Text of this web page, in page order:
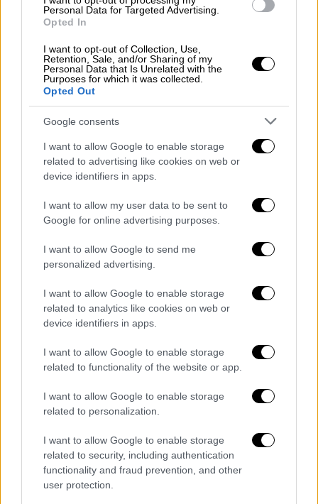
Personal Data for Targeted Advertising.
Opted In
I want to opt-out of Collection, Use,
Retention, Sale, and/or Sharing of my
Personal Data that Is Unrelated with the
Purposes for which it was collected.
Opted Out
Google consents
I want to allow Google to enable storage
related to advertising like cookies on web or
device identifiers in apps.
I want to allow my user data to be sent to
Google for online advertising purposes.
I want to allow Google to send me
personalized advertising.
I want to allow Google to enable storage
related to analytics like cookies on web or
device identifiers in apps.
I want to allow Google to enable storage
related to functionality of the website or app.
I want to allow Google to enable storage
related to personalization.
I want to allow Google to enable storage
related to security, including authentication
functionality and fraud prevention, and other
user protection.
ομολογία. Τη μοιραία νύχτα υπήρξε
συσσώρευση λαθών. 7 φορές παραβιάστηκε
ο Γενικός Κανονισμός Ασφαλείας», είπε και
σημείωσε ότι δεν προκύπττει αιτιώδης
συνάφεια με την 717.
Επανερχόμενος στα όσα ο ίδιος έκανε
τόνισε ότιπαραιτήθηκε «άμεσα για να μην
μείνει καμία σκιά στη διερεύνηση του
ατυχήματος». «Ανέλαβα την πολιτική ευθύνη.
διασπείρεις fakenews και να
διαστρεβλώνεις την αλήθεια για να
επιβιώνεις πολιτικά και να ευτελίζεις
διαδικασίες, με λαϊκίστικές κορώνες. Να
Λίγο αργότερα σε προσωπικούς τόνους
αναρωτήθηκε προς την Ολομέλεια:
«Νομίζετε ότι δεν πονάω; Δεν ανατριχιάζω
όταν αναλογίζομαι το δράμα των
δεν έχω σκεφτεί την τραγωδία ότι δεν θα
έδινα τα πάντα….». Σύμφωνα με τον ίδιο από
την πρώτη στιγμή μαζί με τον Κυριάκο
Μητσοτάκη βρεθήκαμε στο σημείο της
τραγωδίας και οι εικόνες δεν θα σβήσουν
ποτέ.